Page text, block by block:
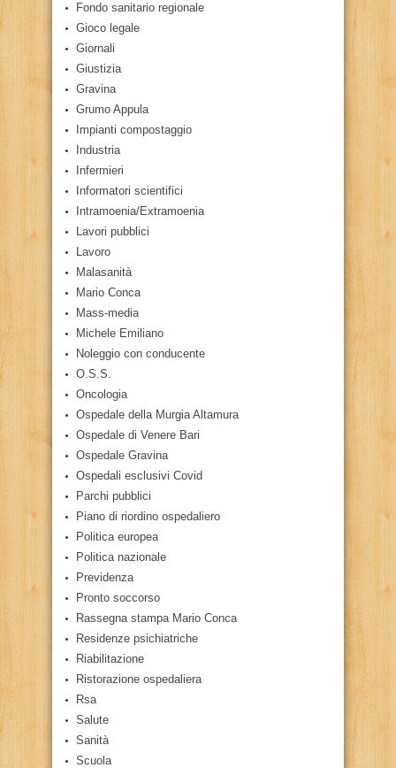
Fondo sanitario regionale
Gioco legale
Giornali
Giustizia
Gravina
Grumo Appula
Impianti compostaggio
Industria
Infermieri
Informatori scientifici
Intramoenia/Extramoenia
Lavori pubblici
Lavoro
Malasanità
Mario Conca
Mass-media
Michele Emiliano
Noleggio con conducente
O.S.S.
Oncologia
Ospedale della Murgia Altamura
Ospedale di Venere Bari
Ospedale Gravina
Ospedali esclusivi Covid
Parchi pubblici
Piano di riordino ospedaliero
Politica europea
Politica nazionale
Previdenza
Pronto soccorso
Rassegna stampa Mario Conca
Residenze psichiatriche
Riabilitazione
Ristorazione ospedaliera
Rsa
Salute
Sanità
Scuola